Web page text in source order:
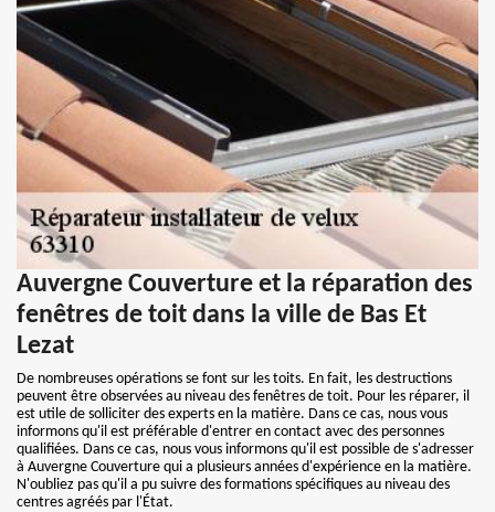
Auvergne Couverture et la réparation des
fenêtres de toit dans la ville de Bas Et
Lezat
De nombreuses opérations se font sur les toits. En fait, les destructions
peuvent être observées au niveau des fenêtres de toit. Pour les réparer, il
est utile de solliciter des experts en la matière. Dans ce cas, nous vous
informons qu'il est préférable d'entrer en contact avec des personnes
qualifiées. Dans ce cas, nous vous informons qu'il est possible de s'adresser
à Auvergne Couverture qui a plusieurs années d'expérience en la matière.
N'oubliez pas qu'il a pu suivre des formations spécifiques au niveau des
centres agréés par l'État.